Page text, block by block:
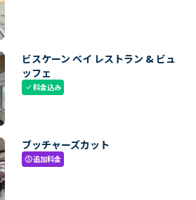
ビスケーン ベイ レストラン & ビュ
ッフェ
check料金込み
ブッチャーズカット
paid追加料金